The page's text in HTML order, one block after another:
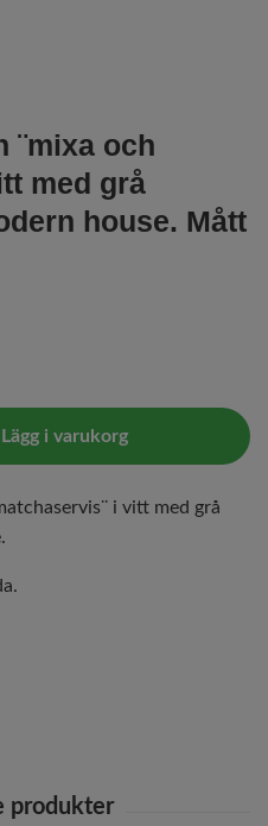
¨mixa och
med grå
house. Mått
Lägg i varukorg
i vitt med grå